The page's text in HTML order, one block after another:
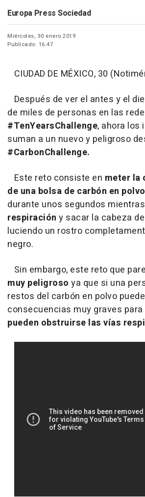
Europa Press Sociedad
Miércoles, 30 enero 2019
Publicado: 16:47
CIUDAD DE MÉXICO, 30
Después de ver el antes y el
de miles de personas en las
#TenYearsChallenge, ahora los
suman a un nuevo y peligroso
#CarbonChallenge.
Este reto consiste en meter la
de una bolsa de carbón en polvo
durante unos segundos mientras
respiración y sacar la cabeza
luciendo un rostro
negro.
Sin embargo, este reto que
muy peligroso ya que si una
restos del carbón en polvo
consecuencias muy graves para
pueden obstruirse las vías